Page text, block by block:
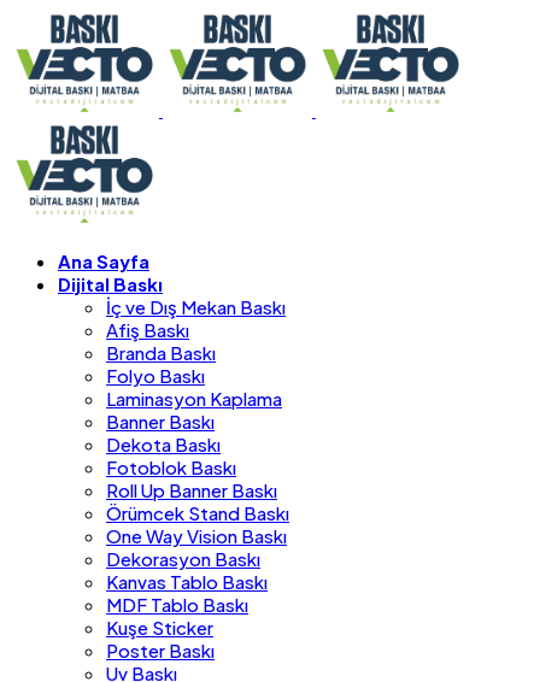
Ana Sayfa
Dijital Baskı
İç ve Dış Mekan Baskı
Afiş Baskı
Branda Baskı
Folyo Baskı
Laminasyon Kaplama
Banner Baskı
Dekota Baskı
Fotoblok Baskı
Roll Up Banner Baskı
Örümcek Stand Baskı
One Way Vision Baskı
Dekorasyon Baskı
Kanvas Tablo Baskı
MDF Tablo Baskı
Kuşe Sticker
Poster Baskı
Uv Baskı